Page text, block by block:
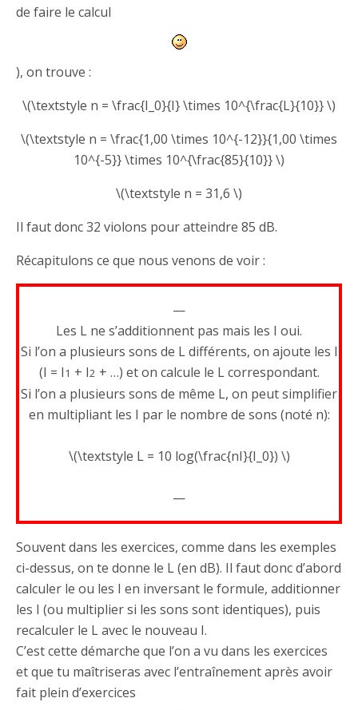
de faire le calcul
), on trouve :
\(\textstyle n = \frac{I_0}{I} \times 10^{\frac{L}{10}} \)
\(\textstyle n = \frac{1,00 \times 10^{-12}}{1,00 \times
10^{-5}} \times 10^{\frac{85}{10}} \)
\(\textstyle n = 31,6 \)
Il faut donc 32 violons pour atteindre 85 dB.
Récapitulons ce que nous venons de voir :
—
Les L ne s’additionnent pas mais les I oui.
Si l’on a plusieurs sons de L différents, on ajoute les I
(I = I1 + I2 + …) et on calcule le L correspondant.
Si l’on a plusieurs sons de même L, on peut simplifier
en multipliant les I par le nombre de sons (noté n):
\(\textstyle L = 10 log(\frac{nI}{I_0}) \)
—
Souvent dans les exercices, comme dans les exemples
ci-dessus, on te donne le L (en dB). Il faut donc d’abord
calculer le ou les I en inversant le formule, additionner
les I (ou multiplier si les sons sont identiques), puis
recalculer le L avec le nouveau I.
C’est cette démarche que l’on a vu dans les exercices
et que tu maîtriseras avec l’entraînement après avoir
fait plein d’exercices